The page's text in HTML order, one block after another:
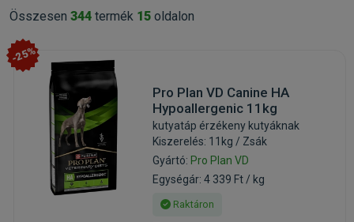
Összesen 344 termék 15 oldalon
-25%
Pro Plan VD Canine HA
Hypoallergenic 11kg
kutyatáp érzékeny kutyáknak
Kiszerelés: 11kg / Zsák
Gyártó: Pro Plan VD
Egységár: 4 339 Ft / kg
Raktáron